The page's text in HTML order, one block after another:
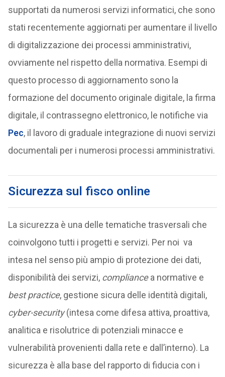
supportati da numerosi servizi informatici, che sono
stati recentemente aggiornati per aumentare il livello
di digitalizzazione dei processi amministrativi,
ovviamente nel rispetto della normativa. Esempi di
questo processo di aggiornamento sono la
formazione del documento originale digitale, la firma
digitale, il contrassegno elettronico, le notifiche via
Pec, il lavoro di graduale integrazione di nuovi servizi
documentali per i numerosi processi amministrativi.
Sicurezza sul fisco online
La sicurezza è una delle tematiche trasversali che
coinvolgono tutti i progetti e servizi. Per noi va
intesa nel senso più ampio di protezione dei dati,
disponibilità dei servizi, compliancea normative e
best practice, gestione sicura delle identità digitali,
cyber-security(intesa come difesa attiva, proattiva,
analitica e risolutrice di potenziali minacce e
vulnerabilità provenienti dalla rete e dall’interno). La
sicurezza è alla base del rapporto di fiducia con i